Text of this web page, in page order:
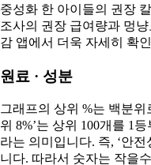
중성화 한 아이들의 권장
조사의 권장 급여량과 멍
감 앱에서 더욱 자세히 확
원료 · 성분
그래프의 상위 %는 백분
위 8%’는 상위 100개를 1
라는 의미입니다. 즉, ‘안
니다. 따라서 숫자는 작을